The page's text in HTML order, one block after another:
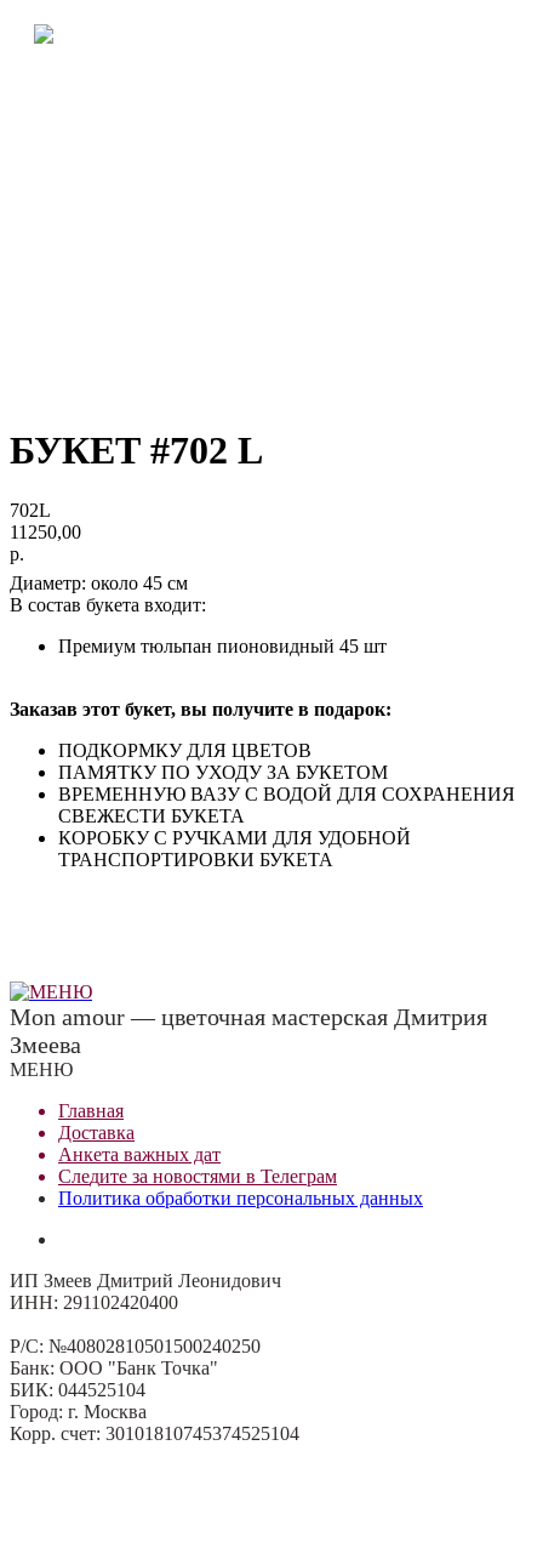
БУКЕТ #702 L
702L
11250,00
р.
Диаметр: около 45 см
В состав букета входит:
Премиум тюльпан пионовидный 45 шт
Заказав этот букет, вы получите в подарок:
ПОДКОРМКУ ДЛЯ ЦВЕТОВ
ПАМЯТКУ ПО УХОДУ ЗА БУКЕТОМ
ВРЕМЕННУЮ ВАЗУ С ВОДОЙ ДЛЯ СОХРАНЕНИЯ
СВЕЖЕСТИ БУКЕТА
КОРОБКУ С РУЧКАМИ ДЛЯ УДОБНОЙ
ТРАНСПОРТИРОВКИ БУКЕТА
Mon amour — цветочная мастерская Дмитрия
Змеева
МЕНЮ
Главная
Доставка
Анкета важных дат
Следите за новостями в Телеграм
Политика обработки персональных данных
ИП Змеев Дмитрий Леонидович
ИНН: 291102420400
Р/С: №40802810501500240250
Банк: ООО "Банк Точка"
БИК: 044525104
Город: г. Москва
Корр. счет: 30101810745374525104